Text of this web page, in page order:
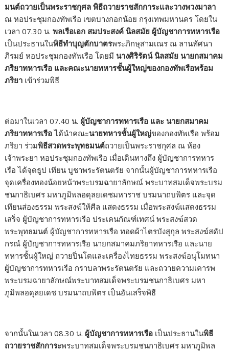
มนต์ถวายเป็นพระราชกุศล พิธีถวายราชสักการะและวางพวงมาลา
ณ หอประชุมกองทัพเรือ เขตบางกอกน้อย กรุงเทพมหานคร โดยใน
เวลา07.30 น.พลเรือเอก สมประสงค์ นิลสมัย ผู้บัญชาการทหารเรือ
เป็นประธานในพิธีทำบุญตักบาตรพระภิกษุสามเณร ณ ลานทัศนา
ภิรมย์ หอประชุมกองทัพเรือ โดยมี นางศิริรัตน์ นิลสมัย นายกสมาคม
ภริยาทหารเรือ และคณะนายทหารชั้นผู้ใหญ่ของกองทัพเรือพร้อม
ภริยา เข้าร่วมพิธี
ต่อมาในเวลา07.40 น. ผู้บัญชาการทหารเรือ และ นายกสมาคม
ภริยาทหารเรือได้นำคณะนายทหารชั้นผู้ใหญ่ของกองทัพเรือ พร้อม
ภริยา ร่วมพิธีสวดพระพุทธมนต์ถวายเป็นพระราชกุศล ณ ห้อง
เจ้าพระยา หอประชุมกองทัพเรือ เมื่อเดินทางถึง ผู้บัญชาการทหาร
เรือ ได้จุดธูป เทียน บูชาพระรัตนตรัย จากนั้นผู้บัญชาการทหารเรือ
จุดเครื่องทองน้อยหน้าพระบรมฉายาลักษณ์ พระบาทสมเด็จพระบรม
ชนกาธิเบศร มหาภูมิพลอดุลยเดชมหาราช บรมนาถบพิตร และจุด
เทียนส่องธรรม พระสงฆ์ให้ศีล แสดงธรรม เมื่อพระสงฆ์แสดงธรรม
เสร็จ ผู้บัญชาการทหารเรือ ประเคนกัณฑ์เทศน์ พระสงฆ์สวด
พระพุทธมนต์ ผู้บัญชาการทหารเรือ ทอดผ้าไตรบังสุกุล พระสงฆ์สดัป
กรณ์ ผู้บัญชาการทหารเรือ นายกสมาคมภริยาทหารเรือ และนาย
ทหารชั้นผู้ใหญ่ ถวายปิ่นโตและเครื่องไทยธรรม พระสงฆ์อนุโมทนา
ผู้บัญชาการทหารเรือ กราบลาพระรัตนตรัย และถวายความเคารพ
พระบรมฉายาลักษณ์พระบาทสมเด็จพระบรมชนกาธิเบศร มหา
ภูมิพลอดุลยเดช บรมนาถบพิตร เป็นอันเสร็จพิธี
จากนั้นในเวลา08.30 น. ผู้บัญชาการทหารเรือ เป็นประธานในพิธี
ถวายราชสักการะพระบาทสมเด็จพระบรมชนกาธิเบศร มหาภูมิพล